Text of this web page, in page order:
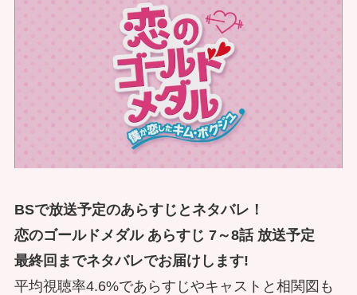
BSで放送予定のあらすじとネタバレ！
恋のゴールドメダル あらすじ 7～8話 放送予定
最終回までネタバレでお届けします!
平均視聴率4.6%であらすじやキャストと相関図も